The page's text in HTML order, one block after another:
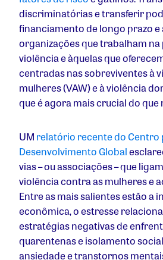
discriminatórias e transferir
financiamento de longo prazo
organizações que trabalham
violência e àquelas que
centradas nas sobreviventes à
mulheres (VAW) e à violência
que é agora mais crucial do que
UM relatório recente do Centro
Desenvolvimento Global
vias – ou associações – que
violência contra as mulheres e
Entre as mais salientes estão a
econômica, o estresse
estratégias negativas de
quarentenas e isolamento
ansiedade e transtornos